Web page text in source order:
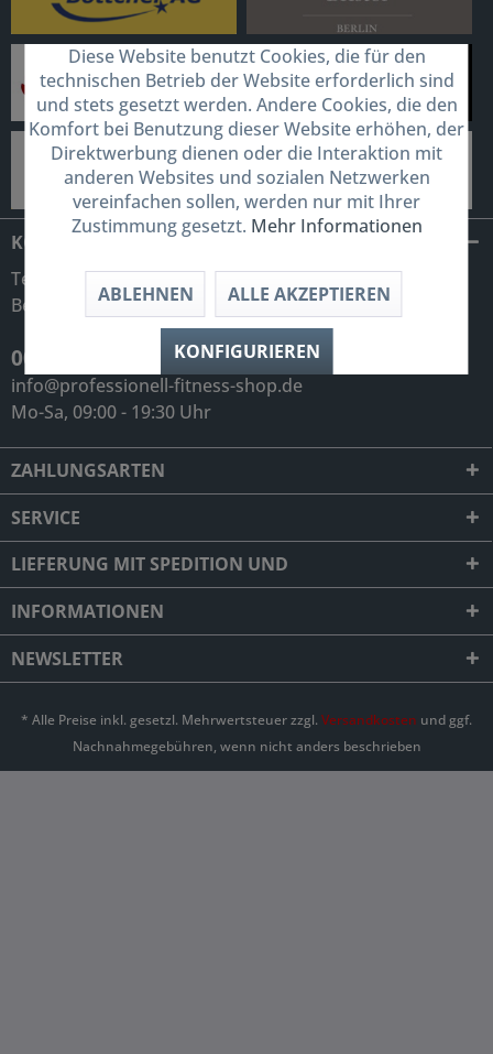
KONTAKT
Telefonische Unterstützung und
Beratung unter:
0049 (0) 7931 992 98 34
info@professionell-fitness-shop.de
Mo-Sa, 09:00 - 19:30 Uhr
ZAHLUNGSARTEN
SERVICE
LIEFERUNG MIT SPEDITION UND
INFORMATIONEN
NEWSLETTER
* Alle Preise inkl. gesetzl. Mehrwertsteuer zzgl. Versandkosten und ggf.
Nachnahmegebühren, wenn nicht anders beschrieben
Diese Website benutzt Cookies, die für den
technischen Betrieb der Website erforderlich sind
und stets gesetzt werden. Andere Cookies, die den
Komfort bei Benutzung dieser Website erhöhen, der
Direktwerbung dienen oder die Interaktion mit
anderen Websites und sozialen Netzwerken
vereinfachen sollen, werden nur mit Ihrer
Zustimmung gesetzt. Mehr Informationen
ABLEHNEN ALLE AKZEPTIEREN
KONFIGURIEREN